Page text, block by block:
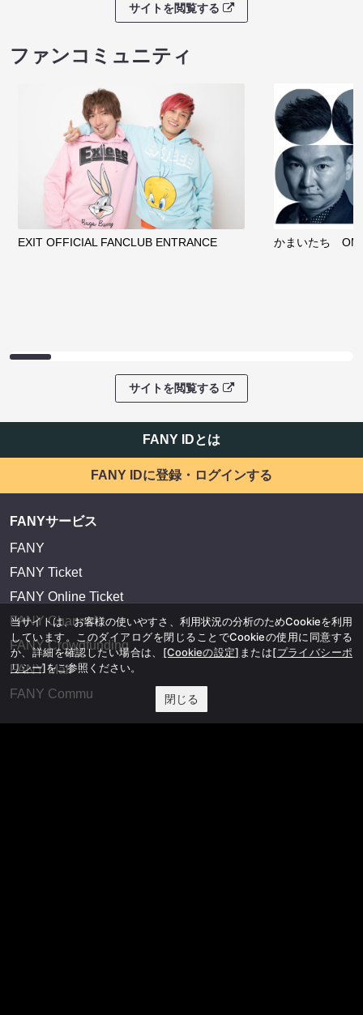
サイトを閲覧する
ファンコミュニティ
EXIT OFFICIAL FANCLUB ENTRANCE かまいたち
サイトを閲覧する
FANY IDとは
FANY IDに登録・ログインする
FANYサービス
FANY
FANY Ticket
FANY Online Ticket
FANY Channel
FANY Crowdfunding
FANY Mall
FANY Commu
当サイトは、お客様の使いやすさ、利用状況の分析のためCookieを利用
しています。このダイアログを閉じることでCookieの使用に同意する
か、詳細を確認したい場合は、 [Cookieの設定] または[プライバシーポ
リシー]をご参照ください。
閉じる